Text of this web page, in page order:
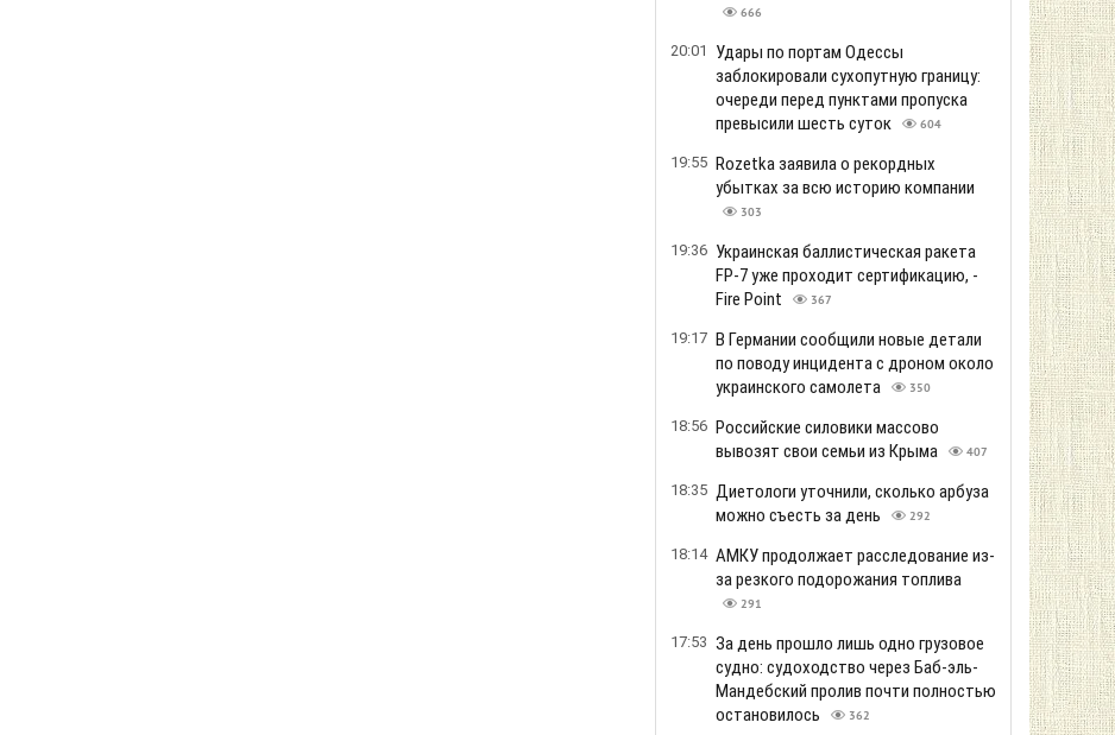
666
20:01
Удары по портам Одессы
заблокировали сухопутную границу:
очереди перед пунктами пропуска
превысили шесть суток
604
19:55 Rozetka заявила о рекордных
убытках за всю историю компании
303
19:36 Украинская баллистическая ракета
FP-7 уже проходит сертификацию, -
Fire Point
367
19:17 В Германии сообщили новые детали
по поводу инцидента с дроном около
украинского самолета
350
18:56 Российские силовики массово
вывозят свои семьи из Крыма
407
18:35 Диетологи уточнили, сколько арбуза
можно съесть за день
292
18:14 АМКУ продолжает расследование из-
за резкого подорожания топлива
291
17:53 За день прошло лишь одно грузовое
судно: судоходство через Баб-эль-
Мандебский пролив почти полностью
остановилось
362